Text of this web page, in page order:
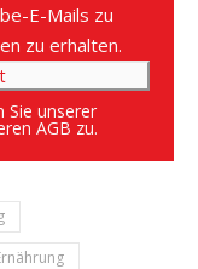
E-Mails zu
zu erhalten.
unserer
AGB zu.